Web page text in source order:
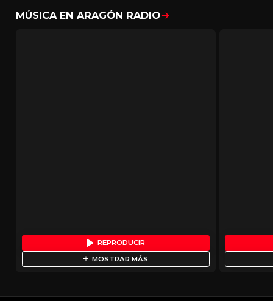
MÚSICA EN ARAGÓN RADIO Mostrar todo
REPRODUCIR
MOSTRAR MÁS